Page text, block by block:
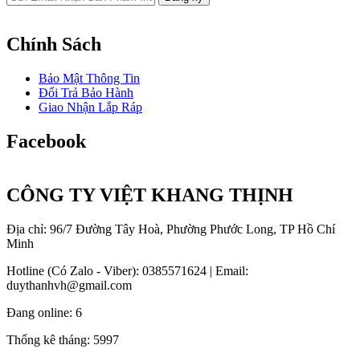
Chính Sách
Bảo Mật Thông Tin
Đổi Trả Bảo Hành
Giao Nhận Lắp Ráp
Facebook
CÔNG TY VIỆT KHANG THỊNH
Địa chỉ: 96/7 Đường Tây Hoà, Phường Phước Long, TP Hồ Chí
Minh
Hotline (Có Zalo - Viber): 0385571624 | Email:
duythanhvh@gmail.com
Đang online: 6
Thống kê tháng: 5997